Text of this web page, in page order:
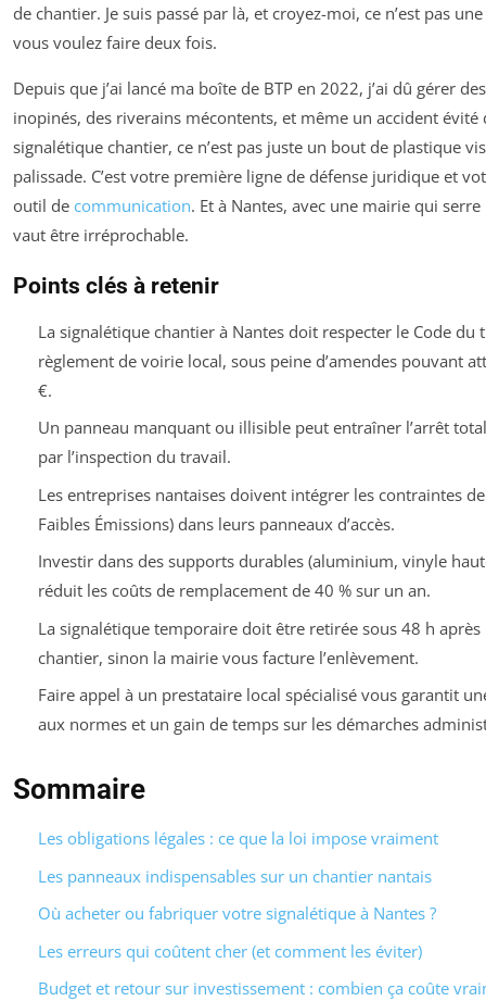
de chantier. Je suis passé par là, et croyez-moi, ce n’est pas
vous voulez faire deux fois.
Depuis que j’ai lancé ma boîte de BTP en 2022, j’ai dû gérer
inopinés, des riverains mécontents, et même un accident évité
signalétique chantier, ce n’est pas juste un bout de plastique
palissade. C’est votre première ligne de défense juridique et
outil de communication. Et à Nantes, avec une mairie qui
vaut être irréprochable.
Points clés à retenir
La signalétique chantier à Nantes doit respecter le Code du
règlement de voirie local, sous peine d’amendes pouvant
€.
Un panneau manquant ou illisible peut entraîner l’arrêt
par l’inspection du travail.
Les entreprises nantaises doivent intégrer les contraintes de
Faibles Émissions) dans leurs panneaux d’accès.
Investir dans des supports durables (aluminium, vinyle
réduit les coûts de remplacement de 40 % sur un an.
La signalétique temporaire doit être retirée sous 48 h
chantier, sinon la mairie vous facture l’enlèvement.
Faire appel à un prestataire local spécialisé vous garantit
aux normes et un gain de temps sur les démarches
Sommaire
Les obligations légales : ce que la loi impose vraiment
Les panneaux indispensables sur un chantier nantais
Où acheter ou fabriquer votre signalétique à Nantes ?
Les erreurs qui coûtent cher (et comment les éviter)
Budget et retour sur investissement : combien ça coûte